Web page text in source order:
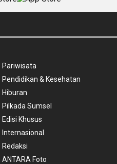
Pariwisata
Pendidikan & Kesehatan
Hiburan
Pilkada Sumsel
Edisi Khusus
Internasional
Redaksi
ANTARA Foto